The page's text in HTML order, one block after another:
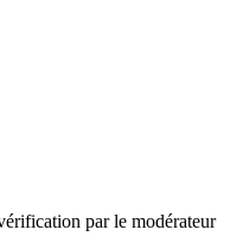
par le modérateur